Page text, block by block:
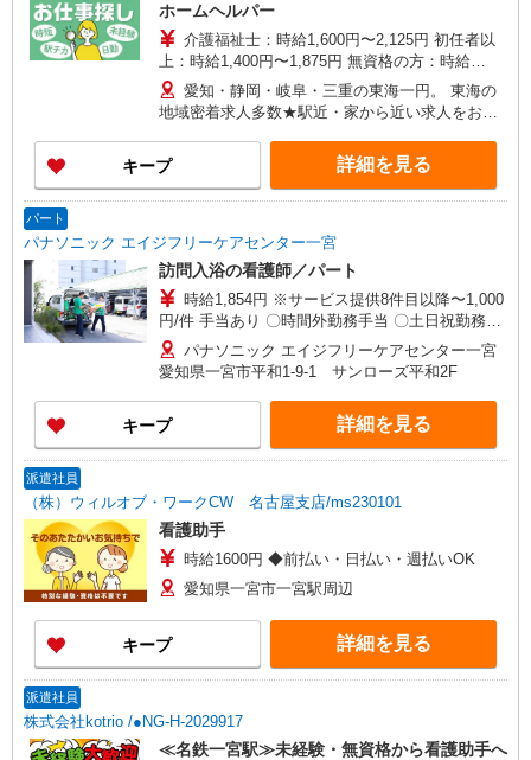
ホームヘルパー
介護福祉士：時給1,600円〜2,125円 初任者以
上：時給1,400円〜1,875円 無資格の方：時給
1,300円〜1,750円 ※給与幅は勤務先による +交通
費、諸手当（勤務先による） +0円で介護資格が取
れる （別途規定） ★給与日払い制度あり！
愛知・静岡・岐阜・三重の東海一円。 東海の
地域密着求人多数★駅近・家から近い求人をお探
キープ 詳細を見る
パート
パナソニック エイジフリーケアセンター一宮
訪問入浴の看護師／パート
時給1,854円 ※サービス提供8件目以降〜1,000
円/件 手当あり 〇時間外勤務手当 〇土日祝勤務手
当 〇無事故無違反表彰金 〇年末年始勤務手当
パナソニック エイジフリーケアセンター一宮
愛知県一宮市平和1-9-1 サンローズ平和2F
キープ 詳細を見る
派遣社員
（株）ウィルオブ・ワークCW 名古屋支店/ms230101
看護助手
時給1600円 ◆前払い・日払い・週払いOK
愛知県一宮市一宮駅周辺
キープ 詳細を見る
派遣社員
株式会社kotrio /●NG-H-2029917
≪名鉄一宮駅≫未経験・無資格から看護助手へ